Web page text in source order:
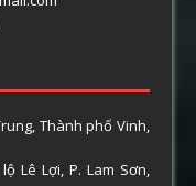
Thành phố Vinh,
Lê Lợi, P. Lam Sơn,